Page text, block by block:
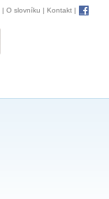
| O slovníku | Kontakt |